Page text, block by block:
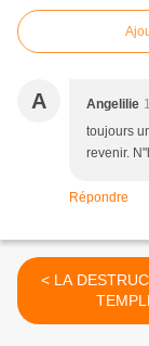
A Angelilie
toujours
revenir.
Répondre
< LA DESTRUCTION DU